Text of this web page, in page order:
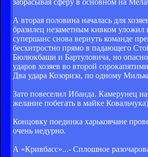
А вторая половина началась для
бразилец незаметным кивком уложил
супершанс снова вернуть команде
бесхитростно прямо в падающего
Бюлюкбаши и Бартуловича, но
ударов хозяев во второй
Два удара Козориза, по одному
Зато повеселил Ибанда. Камерунец
желание побегать в майке
Концовку поединка харьковчане
очень недурно.
А «Кривбасс»...- Сплошное